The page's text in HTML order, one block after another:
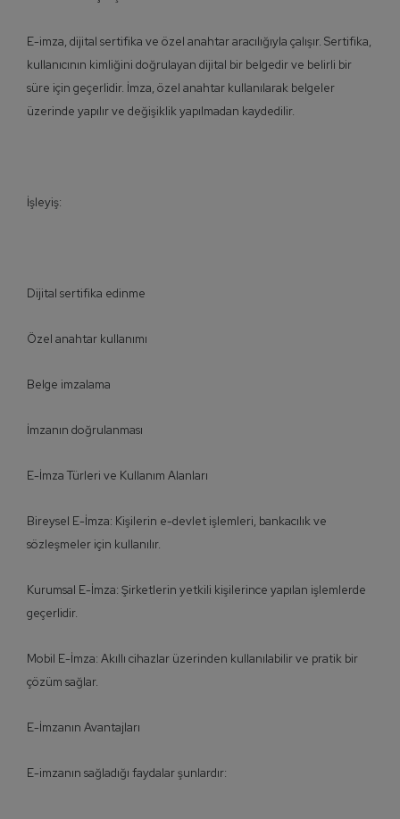
E-imza, dijital sertifika ve özel anahtar aracılığıyla çalışır. Sertifika,
kullanıcının kimliğini doğrulayan dijital bir belgedir ve belirli bir
süre için geçerlidir. İmza, özel anahtar kullanılarak belgeler
üzerinde yapılır ve değişiklik yapılmadan kaydedilir.
İşleyiş:
Dijital sertifika edinme
Özel anahtar kullanımı
Belge imzalama
İmzanın doğrulanması
E-İmza Türleri ve Kullanım Alanları
Bireysel E-İmza: Kişilerin e-devlet işlemleri, bankacılık ve
sözleşmeler için kullanılır.
Kurumsal E-İmza: Şirketlerin yetkili kişilerince yapılan işlemlerde
geçerlidir.
Mobil E-İmza: Akıllı cihazlar üzerinden kullanılabilir ve pratik bir
çözüm sağlar.
E-İmzanın Avantajları
E-imzanın sağladığı faydalar şunlardır: